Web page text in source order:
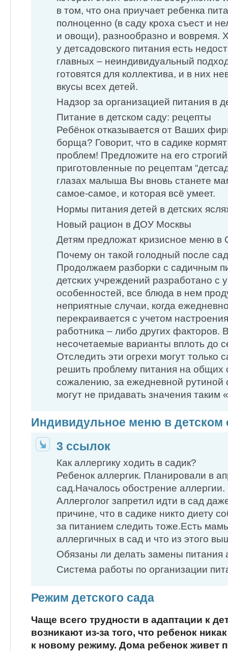
в том, что она приучает ребенка
полноценно (в саду кроха съест и
и овощи), разнообразно и вовремя.
у детсадовского питания есть
главных – неиндивидуальный
готовятся для коллектива, и в них
вкусы всех детей.
Надзор за организацией питания в
Питание в детском саду: рецепты
Ребёнок отказывается от Ваших
борща? Говорит, что в садике
проблем! Предложите на его
приготовленные по рецептам
глазах малыша Вы вновь станете
самое-самое, и которая всё умеет.
Нормы питания детей в детских
Новый рацион в ДОУ Москвы
Детям предложат кризисное меню в
Почему он такой голодный после
Продолжаем разборки с садичным
детских учреждений разработано с
особенностей, все блюда в нем
неприятные случаи, когда
перекраивается с учетом
работника – либо других факторов.
несочетаемые варианты вплоть до
Отследить эти огрехи могут только
решить проблему питания на общих
сожалению, за ежедневной рутиной
могут не придавать значения таким
Индивидульное меню в детском
3 ссылок
Как аллергику ходить в садик?
Ребенок аллергик. Планировали в
сад.Началось обострение
Аллерголог запретил идти в сад
причине, что в садике никто диету
за питанием следить тоже.Есть
аллергичных в сад и что из этого
Обязаны ли делать замены
Система работы по организации
Режим детского сада
Чаще всего трудности в адаптации к
возникают из-за того, что ребенок
к новому режиму. Дома ребенок живет